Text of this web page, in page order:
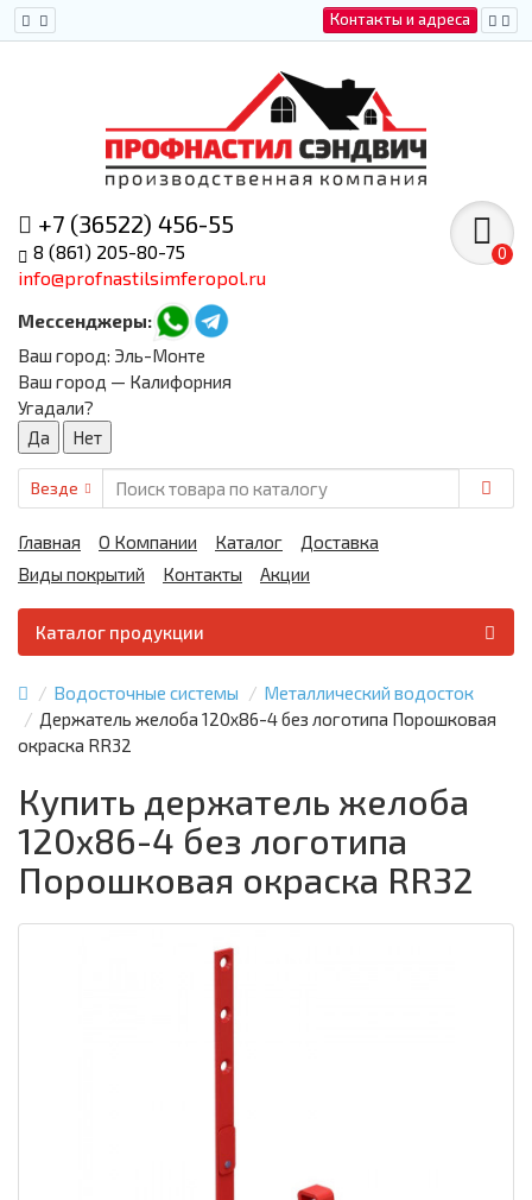
Контакты и адреса
+7 (36522) 456-55
8 (861) 205-80-75
info@profnastilsimferopol.ru
Мессенджеры:
0
Ваш город: Эль-Монте
Ваш город — Калифорния
Угадали?
Везде
Главная О Компании Каталог
Доставка
Виды покрытий
Контакты Акции
Каталог продукции
Водосточные системы
Металлический водосток
Держатель желоба 120х86-4 без логотипа Порошковая
окраска RR32
Купить держатель желоба
120х86-4 без логотипа
Порошковая окраска RR32